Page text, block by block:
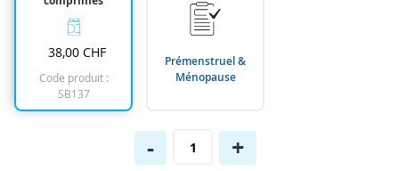
38,00 CHF
Code produit :
SB137
Prémenstruel &
Ménopause
- +